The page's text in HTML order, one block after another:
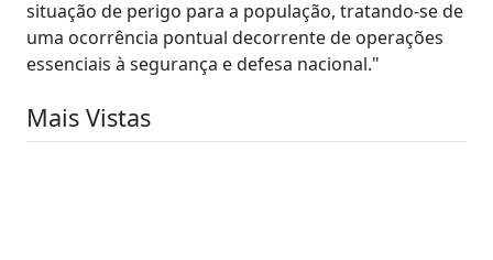
situação de perigo para a população, tratando-se de
uma ocorrência pontual decorrente de operações
essenciais à segurança e defesa nacional."
Mais Vistas